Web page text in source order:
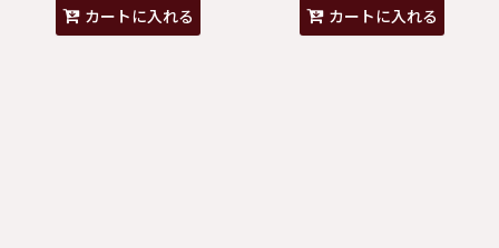
カートに入れる カートに入れる